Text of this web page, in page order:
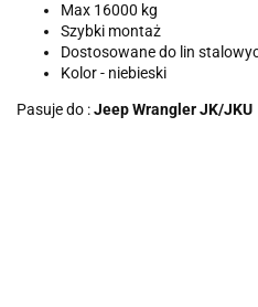
Max 16000 kg
Szybki montaż
Dostosowane do lin
Kolor - niebieski
Pasuje do :Jeep Wrangler JK/JKU